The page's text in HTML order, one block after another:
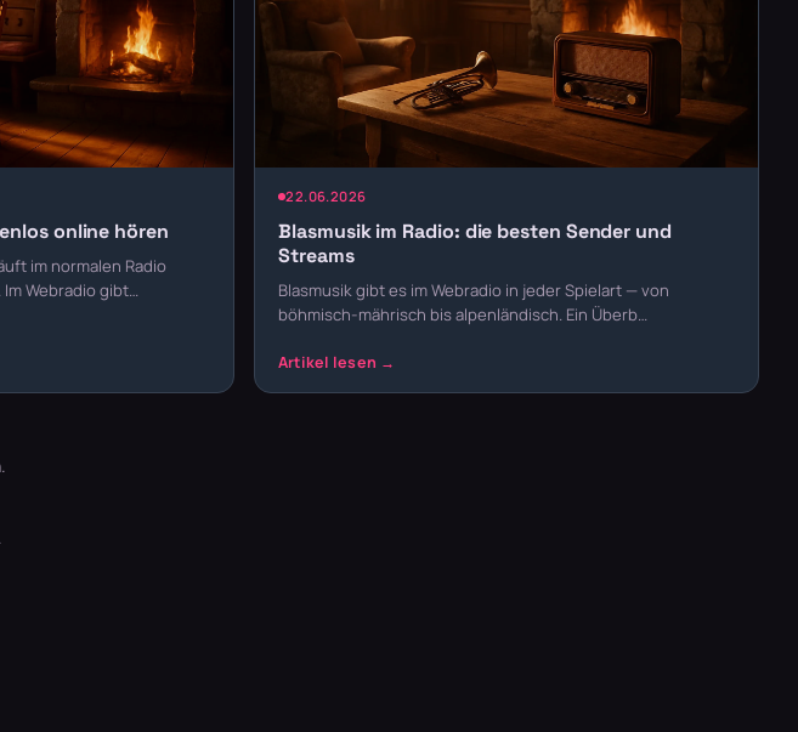
online hören
im normalen Radio
Webradio gibt…
22.06.2026
Blasmusik im Radio: die besten Sender und
Streams
Blasmusik gibt es im Webradio in jeder Spielart — von
böhmisch-mährisch bis alpenländisch. Ein Überb…